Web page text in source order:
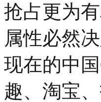
抢占更为
属性必然
现在的中
趣、淘宝